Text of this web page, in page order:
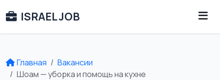
ISRAEL JOB
Главная
Вакансии
Шоам — уборка и помощь на кухне